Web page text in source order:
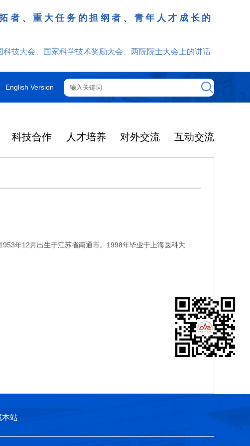
者、重大任务的担纲者、青年人才成长的
技大会、国家科学技术奖励大会、两院院士大会上的讲话
English Version
科技合作 人才培养 对外交流 互动交流
年12月出生于江苏省南通市。1998年毕业于上海医科大
本站